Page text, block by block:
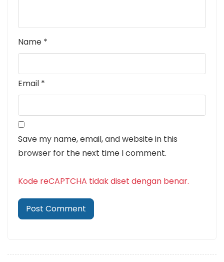
Name *
Email *
Save my name, email, and website in this
browser for the next time I comment.
Kode reCAPTCHA tidak diset dengan benar.